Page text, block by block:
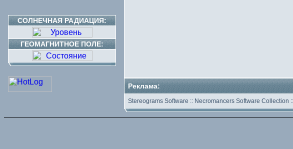
СОЛНЕЧНАЯ РАДИАЦИЯ:
ГЕОМАГНИТНОЕ ПОЛЕ:
Реклама:
Stereograms Software :: Necromancers Software Collection ::